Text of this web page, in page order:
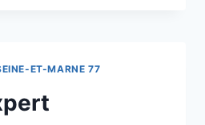
ET-MARNE 77